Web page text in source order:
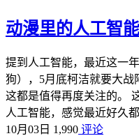
动漫里的人工智
提到人工智能，最近这一
狗），5月底柯洁就要大战
这都是值得再度关注的。
人工智能，感觉最近好久
10月03日 1,990 评论